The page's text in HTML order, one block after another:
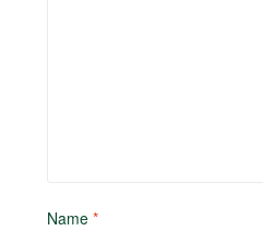
Name *